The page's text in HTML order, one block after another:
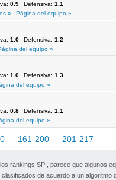
0.9 Defensiva: 1.1
»
Página del equipo »
1.0 Defensiva: 1.2
del equipo »
1.0 Defensiva: 1.3
del equipo »
0.8 Defensiva: 1.1
del equipo »
161-200 201-217
rankings SPI, parece que algunos
de acuerdo a un algoritmo